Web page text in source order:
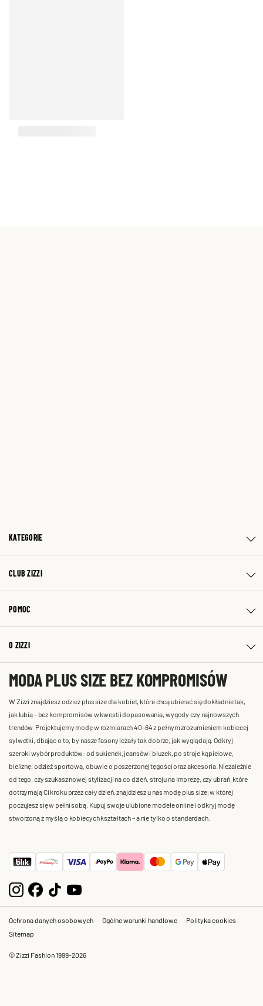
KATEGORIE
CLUB ZIZZI
POMOC
O ZIZZI
MODA PLUS SIZE BEZ KOMPROMISÓW
W Zizzi znajdziesz odzież plus size dla kobiet, które chcą ubierać się dokładnie tak,
jak lubią – bez kompromisów w kwestii dopasowania, wygody czy najnowszych
trendów. Projektujemy modę w rozmiarach 40-64 z pełnym zrozumieniem kobiecej
sylwetki, dbając o to, by nasze fasony leżały tak dobrze, jak wyglądają. Odkryj
szeroki wybór produktów: od sukienek, jeansów i bluzek, po stroje kąpielowe,
bieliznę, odzież sportową, obuwie o poszerzonej tęgości oraz akcesoria. Niezależnie
od tego, czy szukasz nowej stylizacji na co dzień, stroju na imprezę, czy ubrań, które
dotrzymają Ci kroku przez cały dzień, znajdziesz u nas modę plus size, w której
poczujesz się w pełni sobą. Kupuj swoje ulubione modele online i odkryj modę
stworzoną z myślą o kobiecych kształtach – a nie tylko o standardach.
Ochrona danych osobowych Ogólne warunki handlowe
Polityka cookies
Sitemap
© Zizzi Fashion 1999-2026